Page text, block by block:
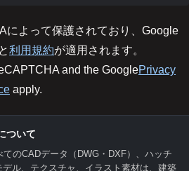
によって保護されており、Google
と利用規約が適用されます。
and the GooglePrivacy
apply.
ついて
のCADデータ（DWG・DXF）、ハッチ
ル、テクスチャ、イラスト素材は、建築